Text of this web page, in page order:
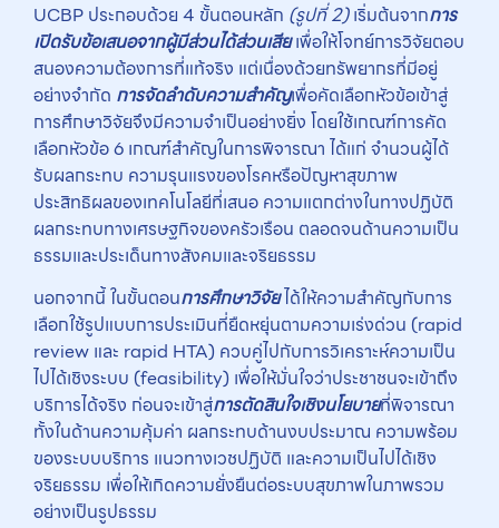
UCBP ประกอบด้วย 4 ขั้นตอนหลัก (รูปที่2)เริ่มต้นจากการ
เปิดรับข้อเสนอจากผู้มีส่วนได้ส่วนเสียเพื่อให้โจทย์การวิจัยตอบ
สนองความต้องการที่แท้จริง แต่เนื่องด้วยทรัพยากรที่มีอยู่
อย่างจำกัด การจัดลำดับความสำคัญเพื่อคัดเลือกหัวข้อเข้าสู่
การศึกษาวิจัยจึงมีความจำเป็นอย่างยิ่ง โดยใช้เกณฑ์การคัด
เลือกหัวข้อ 6 เกณฑ์สำคัญในการพิจารณา ได้แก่ จำนวนผู้ได้
รับผลกระทบ ความรุนแรงของโรคหรือปัญหาสุขภาพ
ประสิทธิผลของเทคโนโลยีที่เสนอ ความแตกต่างในทางปฏิบัติ
ผลกระทบทางเศรษฐกิจของครัวเรือน ตลอดจนด้านความเป็น
ธรรมและประเด็นทางสังคมและจริยธรรม
นอกจากนี้ ในขั้นตอนการศึกษาวิจัยได้ให้ความสำคัญกับการ
เลือกใช้รูปแบบการประเมินที่ยืดหยุ่นตามความเร่งด่วน (rapid
review และ rapid HTA) ควบคู่ไปกับการวิเคราะห์ความเป็น
ไปได้เชิงระบบ (feasibility) เพื่อให้มั่นใจว่าประชาชนจะเข้าถึง
บริการได้จริง ก่อนจะเข้าสู่การตัดสินใจเชิงนโยบายที่พิจารณา
ทั้งในด้านความคุ้มค่า ผลกระทบด้านงบประมาณ ความพร้อม
ของระบบบริการ แนวทางเวชปฏิบัติ และความเป็นไปได้เชิง
จริยธรรม เพื่อให้เกิดความยั่งยืนต่อระบบสุขภาพในภาพรวม
อย่างเป็นรูปธรรม